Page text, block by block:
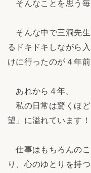
そんなことを思う毎
そんな中で三洞先
るドキドキしながら
けに行ったのが４年前
あれから４年。
私の日常は驚くほ
望」に溢れています！
仕事はもちろんのこ
り、心のゆとりを持